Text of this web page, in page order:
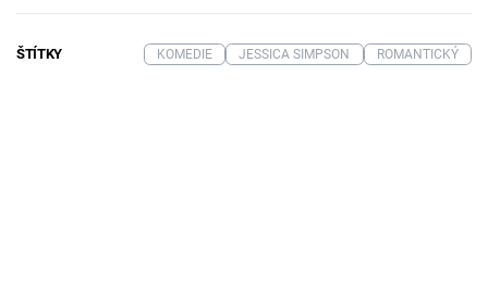
ŠTÍTKY KOMEDIE JESSICA SIMPSON ROMANTICKÝ